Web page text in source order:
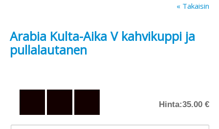
« Takaisin
Arabia Kulta-Aika V kahvikuppi ja
pullalautanen
Hinta:35.00 €